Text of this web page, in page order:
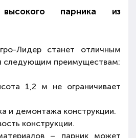
высокого парника из
Лидер станет отличным
следующим преимуществам:
1,2 м не ограничивает
и демонтажа конструкции.
конструкции.
– парник может